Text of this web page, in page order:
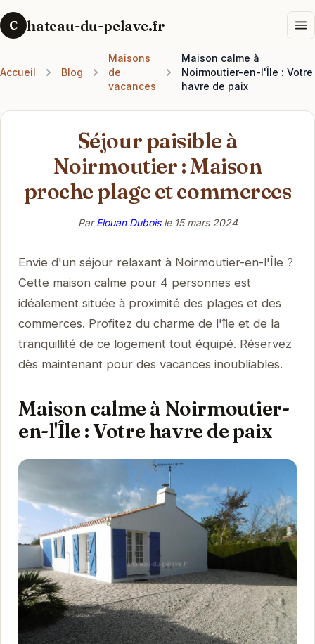
C hateau-du-pelave.fr
Accueil Blog
Maisons
de
vacances
Maison calme à
Noirmoutier-en-l'Île : Votre
havre de paix
Séjour paisible à
Noirmoutier : Maison
proche plage et commerces
ParElouan Duboisle 15 mars 2024
Envie d'un séjour relaxant à Noirmoutier-en-l'Île ?
Cette maison calme pour 4 personnes est
idéalement située à proximité des plages et des
commerces. Profitez du charme de l'île et de la
tranquillité de ce logement tout équipé. Réservez
dès maintenant pour des vacances inoubliables.
Maison calme à Noirmoutier-
en-l'Île : Votre havre de paix